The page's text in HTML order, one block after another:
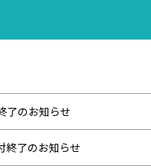
了のお知らせ
終了のお知らせ